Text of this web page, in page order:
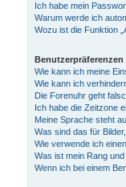
Ich habe mein
Warum werde ich
Wozu ist die Funktion
Wie kann ich meine
Wie kann ich
Die Forenuhr geht
Ich habe die Zeitzone
Meine Sprache steht
Was sind das für
Wie verwende ich
Was ist mein Rang
Wenn ich bei einem